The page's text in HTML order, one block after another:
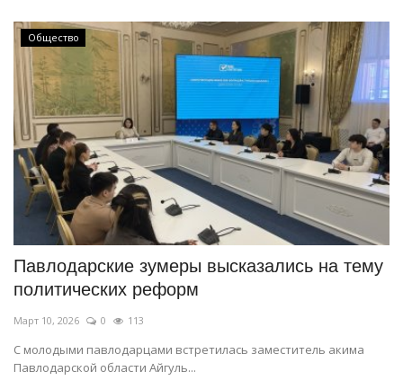
Общество
Павлодарские зумеры высказались на тему
политических реформ
Март 10, 2026 0 113
С молодыми павлодарцами встретилась заместитель акима
Павлодарской области Айгуль...